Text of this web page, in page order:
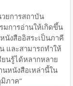
การสถาบัน
มการอ่านให้เกิดขึ้น
นังสืออิสระเป็นภาคี
และสามารถทำให้
ยนรู้ได้หลากหลาย
หนังสือเหล่านี้ใน
ภาค”